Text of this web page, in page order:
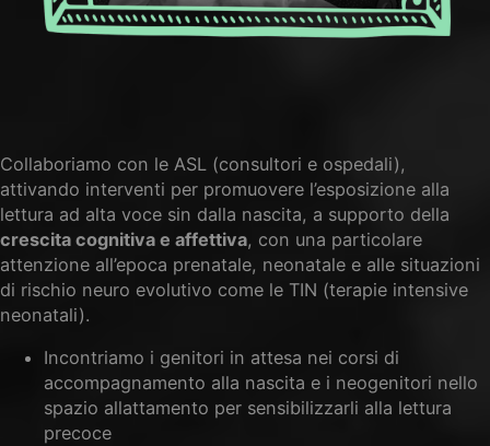
Collaboriamo con le ASL (consultori e ospedali),
attivando interventi per promuovere l’esposizione alla
lettura ad alta voce sin dalla nascita, a supporto della
crescita cognitiva e affettiva, con una particolare
attenzione all’epoca prenatale, neonatale e alle situazioni
di rischio neuro evolutivo come le TIN (terapie intensive
neonatali).
Incontriamo i genitori in attesa nei corsi di
accompagnamento alla nascita e i neogenitori nello
spazio allattamento per sensibilizzarli alla lettura
precoce